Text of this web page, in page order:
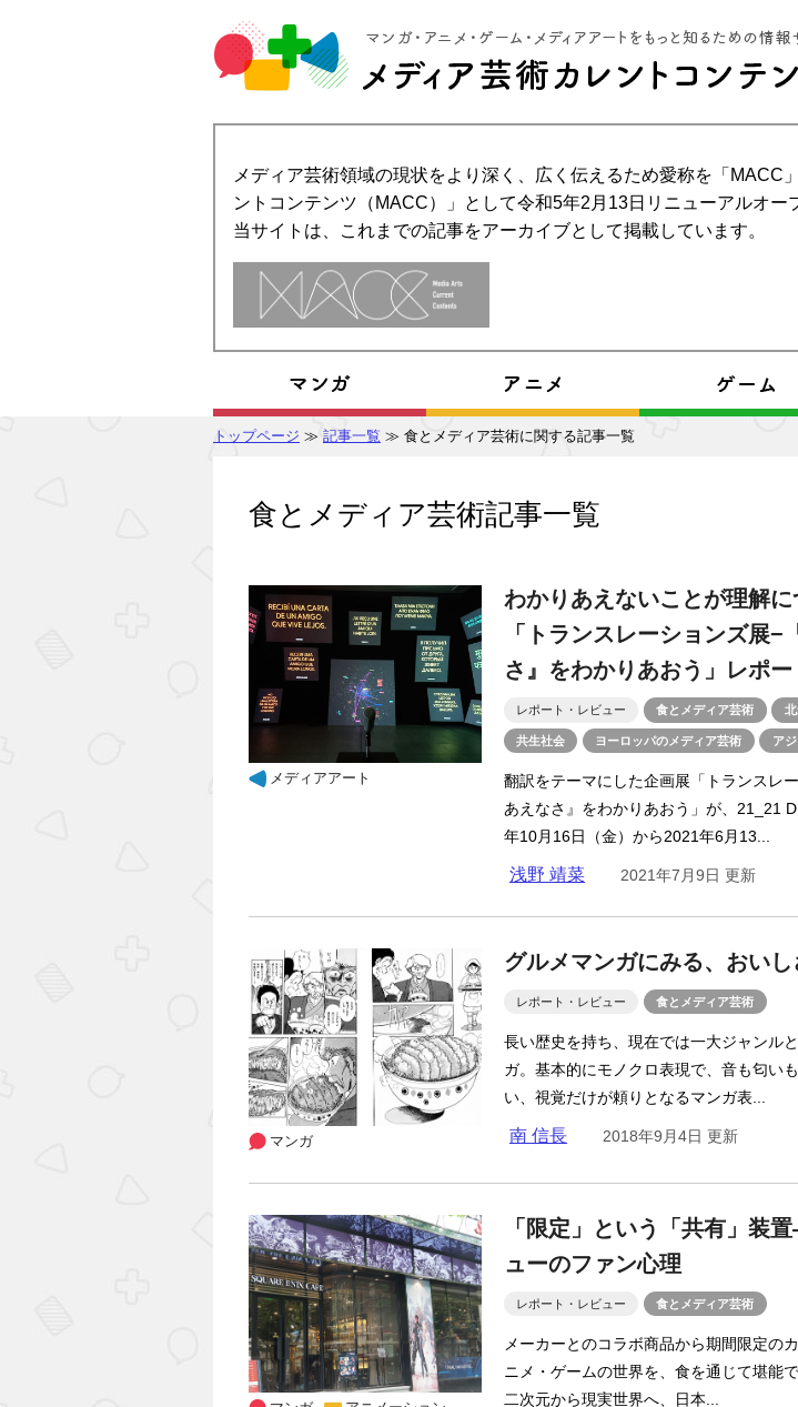
メディア芸術領域の現状をより深く、広く伝えるため愛称を「
ントコンテンツ（MACC）」として令和5年2月13日リニューアルオー
当サイトは、これまでの記事をアーカイブとして掲載しています。
トップページ ≫ 記事一覧 ≫ 食とメディア芸術に関する記事一覧
食とメディア芸術記事一覧
メディアアート
わかりあえないことが理解に
「トランスレーションズ展−
さ』をわかりあおう」レポー
レポート・レビュー 食とメディア芸術
共生社会 ヨーロッパのメディア芸術 ア
翻訳をテーマにした企画展「トランスレ
あえなさ』をわかりあおう」が、21_21
年10月16日（金）から2021年6月13...
浅野 靖菜 2021年7月9日 更新
マンガ
グルメマンガにみる、おい
レポート・レビュー 食とメディア芸術
長い歴史を持ち、現在では一大ジャンル
ガ。基本的にモノクロ表現で、音も匂い
い、視覚だけが頼りとなるマンガ表...
南 信長 2018年9月4日 更新
「限定」という「共有」装
ューのファン心理
レポート・レビュー 食とメディア芸術
メーカーとのコラボ商品から期間限定の
ニメ・ゲームの世界を、食を通じて堪能
二次元から現実世界へ、日本...